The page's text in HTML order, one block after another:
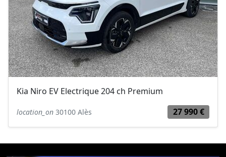
Kia Niro EV Electrique 204 ch Premium
location_on 30100 Alès 27 990 €